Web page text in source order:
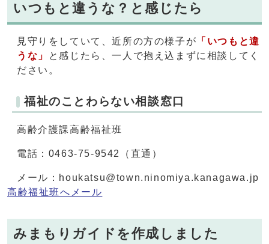
いつもと違うな？と感じたら
見守りをしていて、近所の方の様子が 「いつもと違
うな」
と感じたら、一人で抱え込まずに相談してく
ださい。
福祉のことわらない相談窓口
高齢介護課高齢福祉班
電話：0463-75-9542（直通）
メール：houkatsu@town.ninomiya.kanagawa.jp
高齢福祉班へメール
みまもりガイドを作成しました